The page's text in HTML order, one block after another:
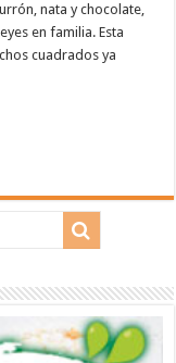
nata y chocolate,
en familia. Esta
cuadrados ya